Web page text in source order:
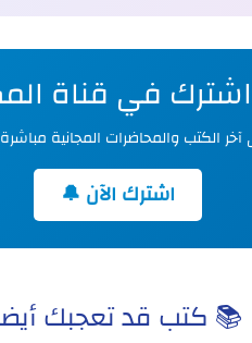
في قناة
الكتب والمحاضرات المجانية
اشترك الآن 🔔
📚 كتب قد تعجبك